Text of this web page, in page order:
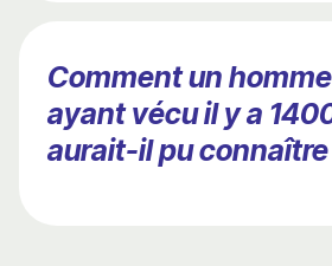
Comment un
ayant vécu il y a
aurait-il pu connaître